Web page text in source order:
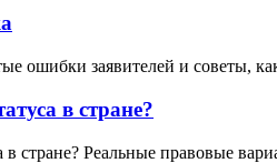
ошибки заявителей и советы,
в стране?
стране? Реальные правовые